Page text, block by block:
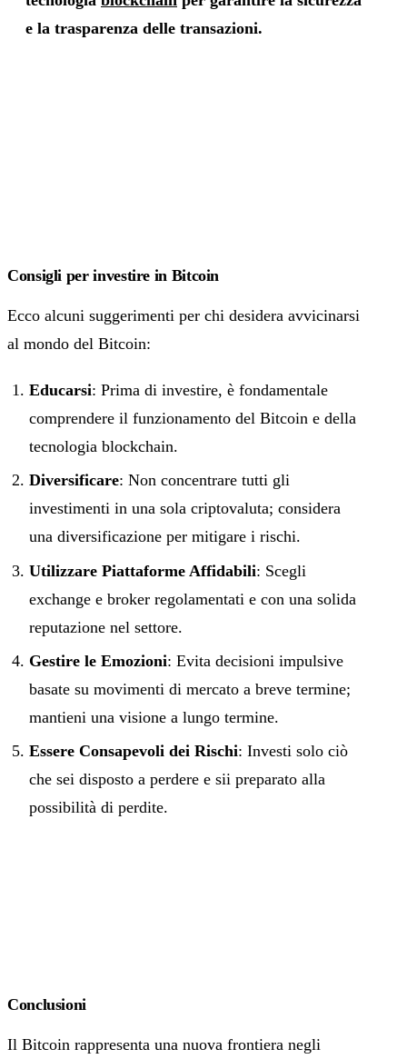
e la trasparenza delle transazioni.
Consigli per investire in Bitcoin
Ecco alcuni suggerimenti per chi desidera avvicinarsi
al mondo del Bitcoin:
Educarsi: Prima di investire, è fondamentale
comprendere il funzionamento del Bitcoin e della
tecnologia blockchain.
Diversificare: Non concentrare tutti gli
investimenti in una sola criptovaluta; considera
una diversificazione per mitigare i rischi.
Utilizzare Piattaforme Affidabili: Scegli
exchange e broker regolamentati e con una solida
reputazione nel settore.
Gestire le Emozioni: Evita decisioni impulsive
basate su movimenti di mercato a breve termine;
mantieni una visione a lungo termine.
Essere Consapevoli dei Rischi: Investi solo ciò
che sei disposto a perdere e sii preparato alla
possibilità di perdite.
Conclusioni
Il Bitcoin rappresenta una nuova frontiera negli